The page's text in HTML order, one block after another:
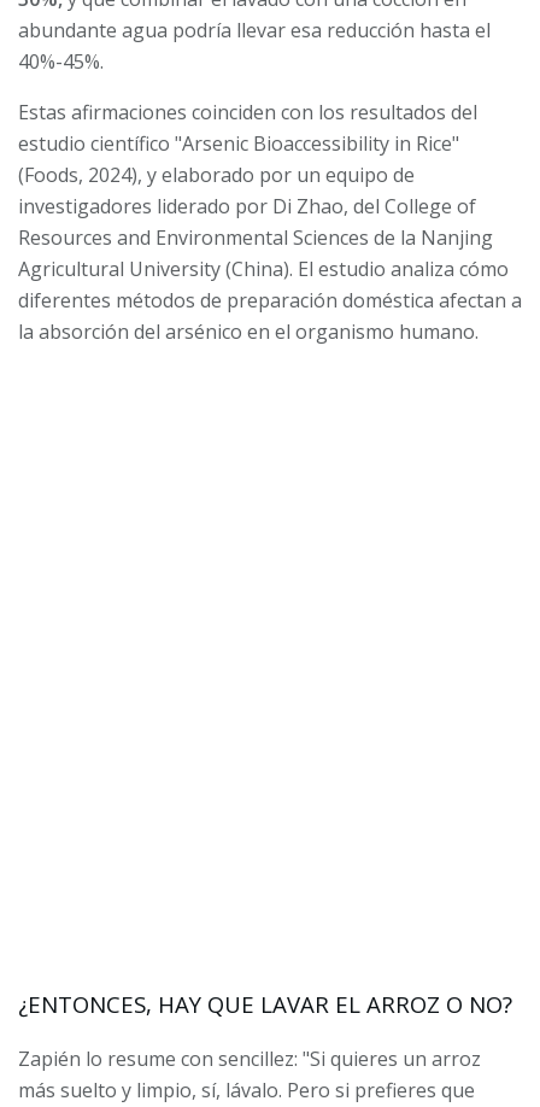
abundante agua podría llevar esa reducción hasta el
40%-45%.
Estas afirmaciones coinciden con los resultados del
estudio científico "Arsenic Bioaccessibility in Rice"
(Foods, 2024), y elaborado por un equipo de
investigadores liderado por Di Zhao, del College of
Resources and Environmental Sciences de la Nanjing
Agricultural University (China). El estudio analiza cómo
diferentes métodos de preparación doméstica afectan a
la absorción del arsénico en el organismo humano.
¿ENTONCES, HAY QUE LAVAR EL ARROZ O NO?
Zapién lo resume con sencillez: "Si quieres un arroz
más suelto y limpio, sí, lávalo. Pero si prefieres que